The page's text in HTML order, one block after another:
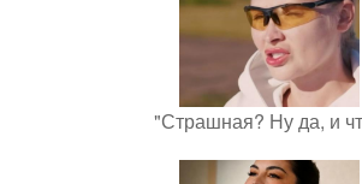
"Страшная? Ну да, и